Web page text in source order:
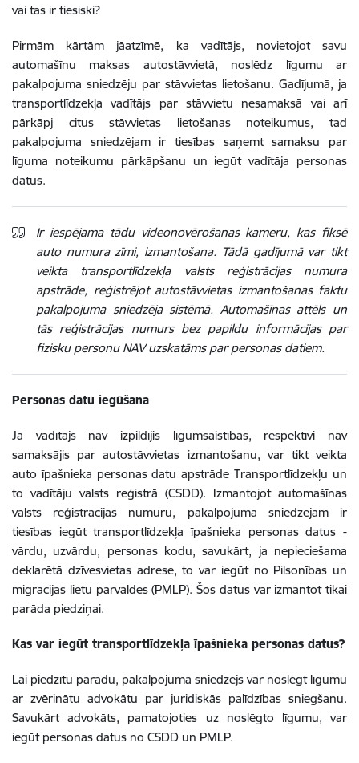
vai tas ir tiesiski?
Pirmām kārtām jāatzīmē, ka vadītājs, novietojot savu
automašīnu maksas autostāvvietā, noslēdz līgumu ar
pakalpojuma sniedzēju par stāvvietas lietošanu. Gadījumā, ja
transportlīdzekļa vadītājs par stāvvietu nesamaksā vai arī
pārkāpj citus stāvvietas lietošanas noteikumus, tad
pakalpojuma sniedzējam ir tiesības saņemt samaksu par
līguma noteikumu pārkāpšanu un iegūt vadītāja personas
datus.
Ir iespējama tādu videonovērošanas kameru, kas fiksē
auto numura zīmi, izmantošana. Tādā gadījumā var tikt
veikta transportlīdzekļa valsts reģistrācijas numura
apstrāde, reģistrējot autostāvvietas izmantošanas faktu
pakalpojuma sniedzēja sistēmā. Automašīnas attēls un
tās reģistrācijas numurs bez papildu informācijas par
fizisku personu NAV uzskatāms par personas datiem.
Personas datu iegūšana
Ja vadītājs nav izpildījis līgumsaistības, respektīvi nav
samaksājis par autostāvvietas izmantošanu, var tikt veikta
auto īpašnieka personas datu apstrāde Transportlīdzekļu un
to vadītāju valsts reģistrā (CSDD). Izmantojot automašīnas
valsts reģistrācijas numuru, pakalpojuma sniedzējam ir
tiesības iegūt transportlīdzekļa īpašnieka personas datus -
vārdu, uzvārdu, personas kodu, savukārt, ja nepieciešama
deklarētā dzīvesvietas adrese, to var iegūt no Pilsonības un
migrācijas lietu pārvaldes (PMLP). Šos datus var izmantot tikai
parāda piedziņai.
Kas var iegūt transportlīdzekļa īpašnieka personas datus?
Lai piedzītu parādu, pakalpojuma sniedzējs var noslēgt līgumu
ar zvērinātu advokātu par juridiskās palīdzības sniegšanu.
Savukārt advokāts, pamatojoties uz noslēgto līgumu, var
iegūt personas datus no CSDD un PMLP.